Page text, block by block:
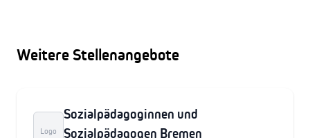
Weitere Stellenangebote
Logo
Sozialpädagoginnen und
Sozialpädagogen Bremen